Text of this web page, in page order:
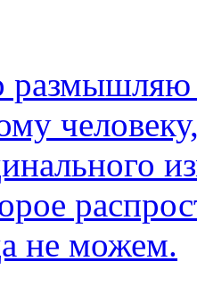
размышляю
не можем.